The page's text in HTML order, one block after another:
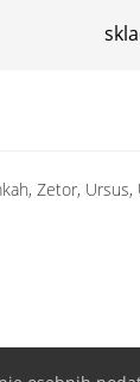
Zetor,